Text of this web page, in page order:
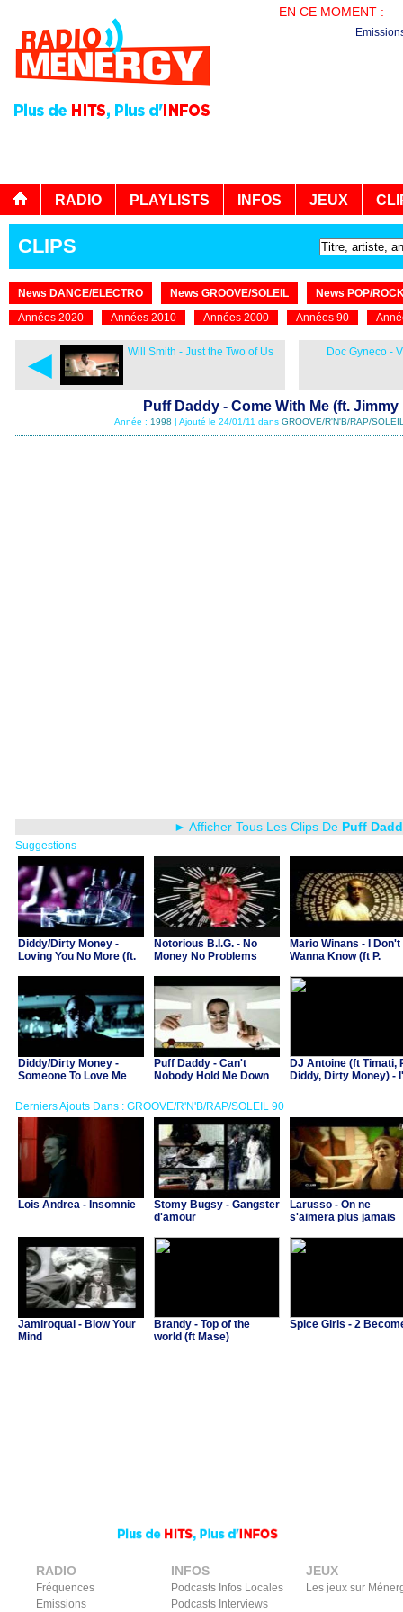
EN CE MOMENT :
RADIO PLAYLISTS INFOS JEUX
CLIPS
News DANCE/ELECTRO News GROOVE/SOLEIL
News POP/
Années 2020
Années 2010 Années 2000 Années 90
◄ Will Smith - Just the Two of Us Doc Gyneco -
Puff Daddy - Come With Me (ft. Jimmy
Année : 1998 | Ajouté le 24/01/11 dans GROOVE/R'N'B/RAP/
► Afficher Tous Les Clips De Puff
Suggestions
Diddy/Dirty Money -
Loving You No More (ft.
Notorious B.I.G. - No
Money No Problems
Mario Winans - I Don't
Wanna Know (ft P.
Diddy/Dirty Money -
Someone To Love Me
Puff Daddy - Can't
Nobody Hold Me Down
DJ Antoine (ft Timati,
Diddy, Dirty Money) -
Derniers Ajouts Dans : GROOVE/R'N'B/RAP/SOLEIL 90
Lois Andrea - Insomnie
Stomy Bugsy - Gangster
d'amour
Larusso - On ne
s'aimera plus jamais
Jamiroquai - Blow Your
Mind
Brandy - Top of the
world (ft Mase)
Spice Girls - 2
RADIO
Fréquences
Emissions
INFOS
Podcasts Infos Locales
Podcasts Interviews
JEUX
Les jeux sur